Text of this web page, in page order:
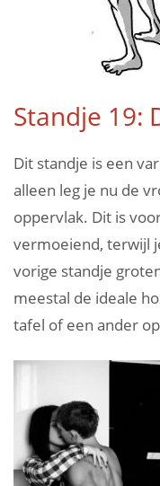
Standje 19:
Dit standje is een
alleen leg je nu de
oppervlak. Dit is
vermoeiend, terwijl
vorige standje
meestal de ideale
tafel of een ander